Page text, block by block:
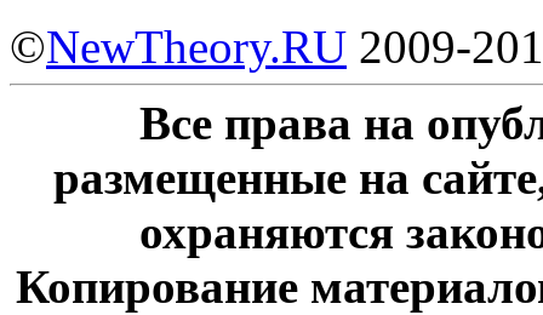
©NewTheory.RU 2009-
Все права на
размещенные на
охраняются
Копирование